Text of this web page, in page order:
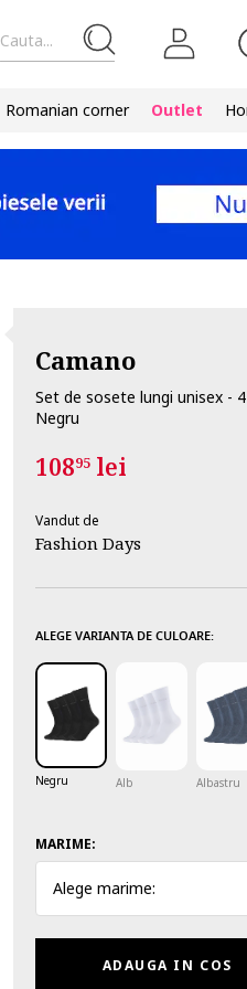
Cauta...
Romanian corner Outlet
Camano
Set de sosete lungi unisex -
Negru
10895lei
Vandut de
Fashion Days
ALEGE VARIANTA DE CULOARE:
Negru Alb Albastru
MARIME:
Alege marime:
ADAUGA IN COS